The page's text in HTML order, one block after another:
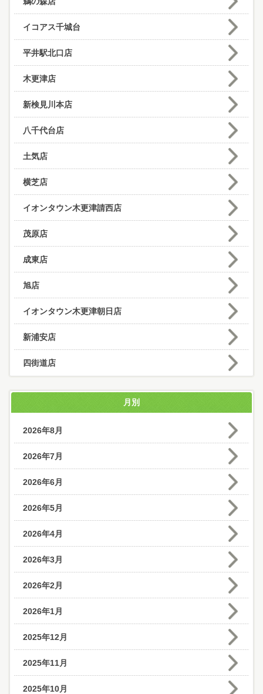
イコアス千城台
平井駅北口店
木更津店
新検見川本店
八千代台店
土気店
横芝店
イオンタウン木更津請西店
茂原店
成東店
旭店
イオンタウン木更津朝日店
新浦安店
四街道店
月別
2026年8月
2026年7月
2026年6月
2026年5月
2026年4月
2026年3月
2026年2月
2026年1月
2025年12月
2025年11月
2025年10月